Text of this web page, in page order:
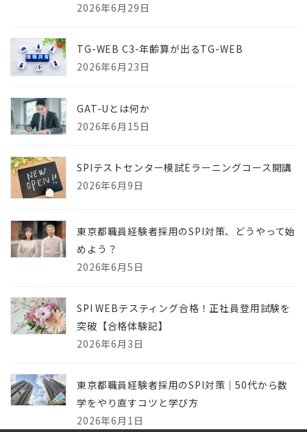
2026年6月29日
TG-WEB C3-年齢算が出るTG-WEB
2026年6月23日
GAT-Uとは何か
2026年6月15日
SPIテストセンター模試Eラーニングコース開講
2026年6月9日
東京都職員経験者採用のSPI対策、どうやって始
めよう？
2026年6月5日
SPI WEBテスティング合格！正社員登用試験を
突破【合格体験記】
2026年6月3日
東京都職員経験者採用のSPI対策｜50代から数
学をやり直すコツと学び方
2026年6月1日